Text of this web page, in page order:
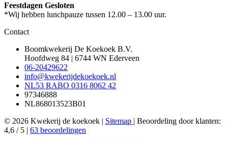
Feestdagen Gesloten
*Wij hebben lunchpauze tussen 12.00 – 13.00 uur.
Contact
Boomkwekerij De Koekoek B.V.
Hoofdweg 84 | 6744 WN Ederveen
06-20429622
info@kwekerijdekoekoek.nl
NL53 RABO 0316 8062 42
97346888
NL868013523B01
© 2026 Kwekerij de koekoek | Sitemap | Beoordeling door klanten:
4,6 / 5 | 63 beoordelingen